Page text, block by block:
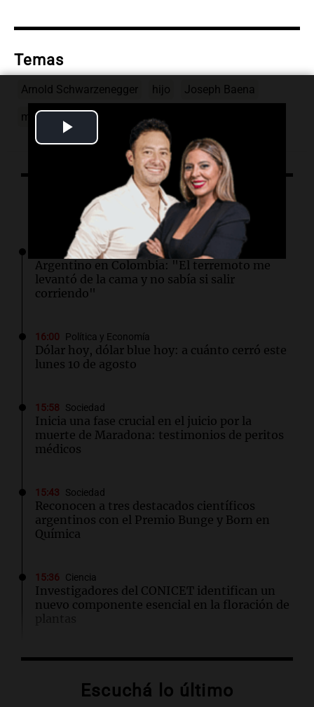
Video
Temas
Arnold Schwarzenegger hijo Joseph Baena
maria-shriver
Lo último
Viva la Radio
Argentino en Colombia: "El terremoto me
levantó de la cama y no sabía si salir
corriendo"
16:00 Política y Economía
Dólar hoy, dólar blue hoy: a cuánto cerró este
lunes 10 de agosto
15:58 Sociedad
Inicia una fase crucial en el juicio por la
muerte de Maradona: testimonios de peritos
médicos
15:43 Sociedad
Reconocen a tres destacados científicos
argentinos con el Premio Bunge y Born en
Química
15:36 Ciencia
Investigadores del CONICET identifican un
nuevo componente esencial en la floración de
plantas
15:35 Mundo
caluroso de su historia
Escuchá lo último